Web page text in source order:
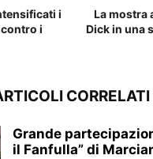
i
i
La mostra
Dick in una
CORRELATI
Grande
il Fanfulla” di